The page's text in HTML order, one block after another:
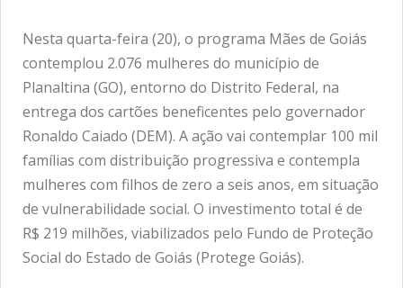
Nesta quarta-feira (20), o programa Mães de Goiás
contemplou 2.076 mulheres do município de
Planaltina (GO), entorno do Distrito Federal, na
entrega dos cartões beneficentes pelo governador
Ronaldo Caiado (DEM). A ação vai contemplar 100 mil
famílias com distribuição progressiva e contempla
mulheres com filhos de zero a seis anos, em situação
de vulnerabilidade social. O investimento total é de
R$ 219 milhões, viabilizados pelo Fundo de Proteção
Social do Estado de Goiás (Protege Goiás).